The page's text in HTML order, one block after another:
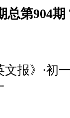
总第904
报》·初